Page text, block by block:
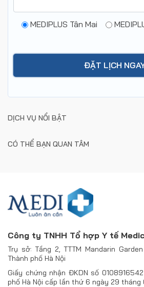
MEDIPLUS Tân Mai
DỊCH VỤ NỔI BẬT
CÓ THỂ BẠN QUAN TÂM
Công ty TNHH Tổ hợp Y tế
Trụ sở: Tầng 2, TTTM Mandarin
Thành phố Hà Nội
Giấy chứng nhận ĐKDN số
phố Hà Nội cấp lần thứ 6 ngày 29 tháng